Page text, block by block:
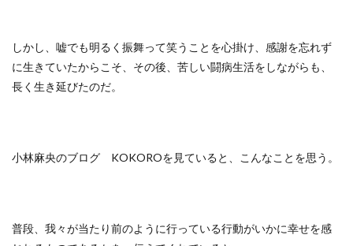
しかし、嘘でも明るく振舞って笑うことを心掛け、感謝を忘れず
に生きていたからこそ、その後、苦しい闘病生活をしながらも、
長く生き延びたのだ。
小林麻央のブログ KOKOROを見ていると、こんなことを思う。
普段、我々が当たり前のように行っている行動がいかに幸せを感